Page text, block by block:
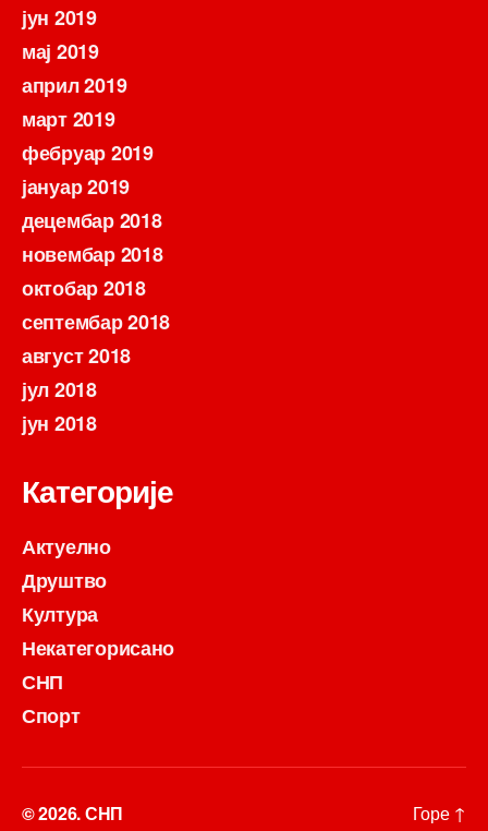
јун 2019
мај 2019
април 2019
март 2019
фебруар 2019
јануар 2019
децембар 2018
новембар 2018
октобар 2018
септембар 2018
август 2018
јул 2018
јун 2018
Категорије
Актуелно
Друштво
Култура
Некатегорисано
СНП
Спорт
© 2026.СНП Горе ↑